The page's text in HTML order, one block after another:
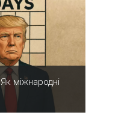
міжнародні